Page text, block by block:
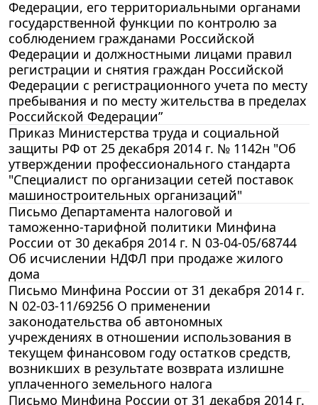
Федерации, его территориальными органами
государственной функции по контролю за
соблюдением гражданами Российской
Федерации и должностными лицами правил
регистрации и снятия граждан Российской
Федерации с регистрационного учета по месту
пребывания и по месту жительства в пределах
Российской Федерации”
Приказ Министерства труда и социальной
защиты РФ от 25 декабря 2014 г. № 1142н "Об
утверждении профессионального стандарта
"Специалист по организации сетей поставок
машиностроительных организаций"
Письмо Департамента налоговой и
таможенно-тарифной политики Минфина
России от 30 декабря 2014 г. N 03-04-05/68744
Об исчислении НДФЛ при продаже жилого
дома
Письмо Минфина России от 31 декабря 2014 г.
N 02-03-11/69256 О применении
законодательства об автономных
учреждениях в отношении использования в
текущем финансовом году остатков средств,
возникших в результате возврата излишне
уплаченного земельного налога
Письмо Минфина России от 31 декабря 2014 г.